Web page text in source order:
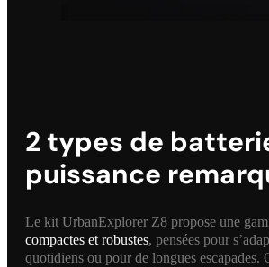
2 types de
puissance
Le kit UrbanExplorer Z8 propose une
compactes et robustes, pensées pour
quotidiens ou pour de longues escapades.